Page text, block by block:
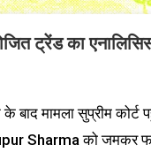
ट्रेंड का
के बाद मामला सुप्रीम
Sharma को जमकर